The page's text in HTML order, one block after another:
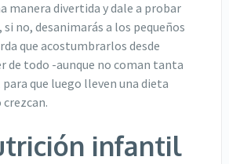
manera divertida y dale a probar
no, desanimarás a los pequeños
que acostumbrarlos desde
de todo -aunque no coman tanta
que luego lleven una dieta
infantil